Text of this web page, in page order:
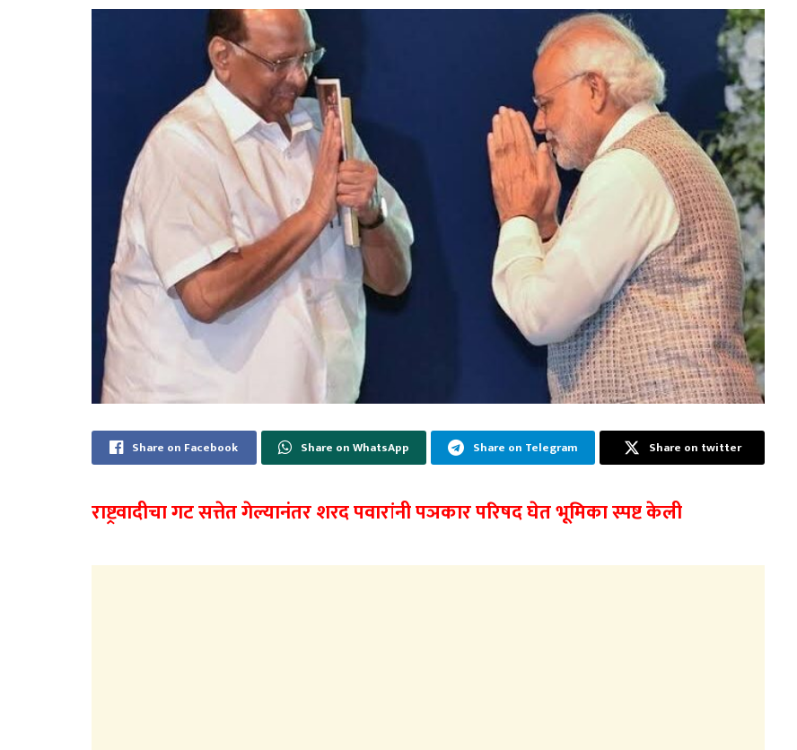
Share on Facebook Share on WhatsApp Share on Telegram Share on twitter
राष्ट्रवादीचा गट सत्तेत गेल्यानंतर शरद पवारांनी पञकार परिषद घेत भूमिका स्पष्ट केली